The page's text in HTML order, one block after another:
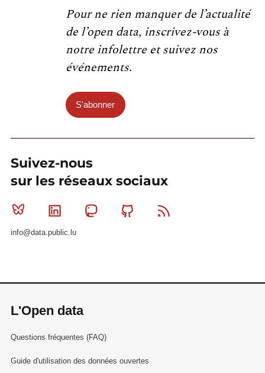
Pour ne rien manquer de l’actualité
de l’open data, inscrivez-vous à
notre infolettre et suivez nos
événements.
S'abonner
Suivez-nous
sur les réseaux sociaux
Bluesky Linkedin MastodonGithub
info@data.public.lu
L'Open data
Questions fréquentes (FAQ)
Guide d'utilisation des données ouvertes